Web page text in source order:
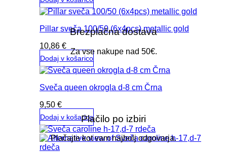
izdelka
Pillar sveča 100/50 (6x4pcs) metallic gold
10,86 €
Dodaj v košarico
Sveča queen okrogla d-8 cm Črna
9,50 €
Dodaj v košarico
Brezplačna dostava
Za vse nakupe nad 50€.
Plačilo po izbiri
Plačajte kot vam najbolj odgovarja.